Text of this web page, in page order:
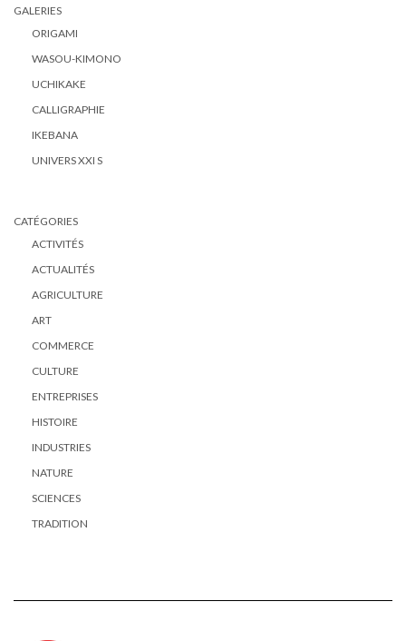
GALERIES
ORIGAMI
WASOU-KIMONO
UCHIKAKE
CALLIGRAPHIE
IKEBANA
UNIVERS XXI S
CATÉGORIES
ACTIVITÉS
ACTUALITÉS
AGRICULTURE
ART
COMMERCE
CULTURE
ENTREPRISES
HISTOIRE
INDUSTRIES
NATURE
SCIENCES
TRADITION